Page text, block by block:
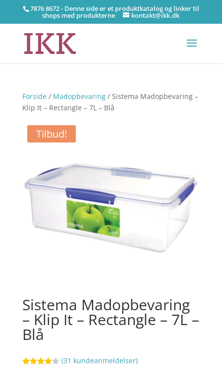
7876 8672 - Denne side er et produktkatalog og linker til
shops med produkterne kontakt@ikk.dk
Forside/ Madopbevaring/ Sistema Madopbevaring –
Klip It – Rectangle – 7L – Blå
Tilbud!
Sistema Madopbevaring
– Klip It – Rectangle – 7L –
Blå
(31 kundeanmeldelser)